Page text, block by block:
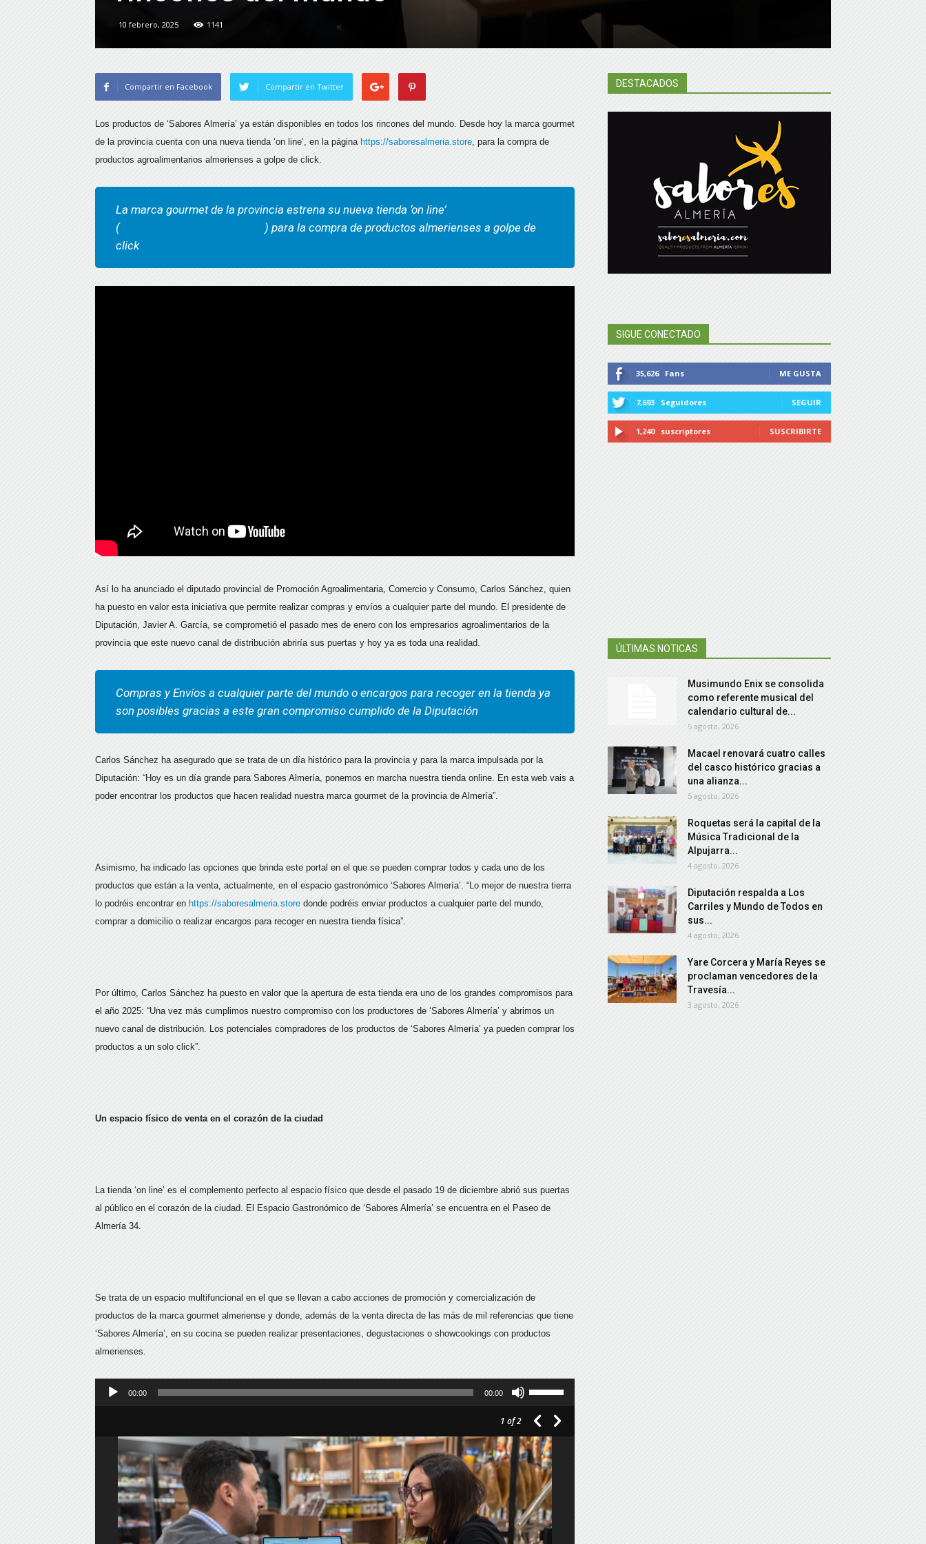
10 febrero, 2025 1141
Compartir en Facebook Compartir en Twitter
Los productos de ‘Sabores Almería’ ya están disponibles en todos los rincones del mundo. Desde hoy la marca gourmet
de la provincia cuenta con una nueva tienda ‘on line’, en la página https://saboresalmeria.store, para la compra de
productos agroalimentarios almerienses a golpe de click.
La marca gourmet de la provincia estrena su nueva tienda ‘on line’
(https://saboresalmeria.store ) para la compra de productos almerienses a golpe de
click
Así lo ha anunciado el diputado provincial de Promoción Agroalimentaria, Comercio y Consumo, Carlos Sánchez, quien
ha puesto en valor esta iniciativa que permite realizar compras y envíos a cualquier parte del mundo. El presidente de
Diputación, Javier A. García, se comprometió el pasado mes de enero con los empresarios agroalimentarios de la
provincia que este nuevo canal de distribución abriría sus puertas y hoy ya es toda una realidad.
Compras y Envíos a cualquier parte del mundo o encargos para recoger en la tienda ya
son posibles gracias a este gran compromiso cumplido de la Diputación
Carlos Sánchez ha asegurado que se trata de un día histórico para la provincia y para la marca impulsada por la
Diputación: “Hoy es un día grande para Sabores Almería, ponemos en marcha nuestra tienda online. En esta web vais a
poder encontrar los productos que hacen realidad nuestra marca gourmet de la provincia de Almería”.
Asimismo, ha indicado las opciones que brinda este portal en el que se pueden comprar todos y cada uno de los
productos que están a la venta, actualmente, en el espacio gastronómico ‘Sabores Almería’. “Lo mejor de nuestra tierra
lo podréis encontrar en https://saboresalmeria.store donde podréis enviar productos a cualquier parte del mundo,
comprar a domicilio o realizar encargos para recoger en nuestra tienda física”.
Por último, Carlos Sánchez ha puesto en valor que la apertura de esta tienda era uno de los grandes compromisos para
el año 2025: “Una vez más cumplimos nuestro compromiso con los productores de ‘Sabores Almería’ y abrimos un
nuevo canal de distribución. Los potenciales compradores de los productos de ‘Sabores Almería’ ya pueden comprar los
productos a un solo click”.
Un espacio físico de venta en el corazón de la ciudad
La tienda ‘on line’ es el complemento perfecto al espacio físico que desde el pasado 19 de diciembre abrió sus puertas
al público en el corazón de la ciudad. El Espacio Gastronómico de ‘Sabores Almería’ se encuentra en el Paseo de
Almería 34.
Se trata de un espacio multifuncional en el que se llevan a cabo acciones de promoción y comercialización de
productos de la marca gourmet almeriense y donde, además de la venta directa de las más de mil referencias que tiene
‘Sabores Almería’, en su cocina se pueden realizar presentaciones, degustaciones o showcookings con productos
almerienses.
Reproductor
00:00 00:00
teclas
de
flecha
arriba/abajo
para
aumentar
o
1 of 2
DESTACADOS
SIGUE CONECTADO
35,626 Fans ME GUSTA
7,693 Seguidores SEGUIR
1,240 suscriptores SUSCRIBIRTE
ÚLTIMAS NOTICAS
Musimundo Enix se consolida
como referente musical del
calendario cultural de...
5 agosto, 2026
Macael renovará cuatro calles
del casco histórico gracias a
una alianza...
5 agosto, 2026
Roquetas será la capital de la
Música Tradicional de la
Alpujarra...
4 agosto, 2026
Diputación respalda a Los
Carriles y Mundo de Todos en
sus...
4 agosto, 2026
Yare Corcera y María Reyes se
proclaman vencedores de la
Travesía...
3 agosto, 2026